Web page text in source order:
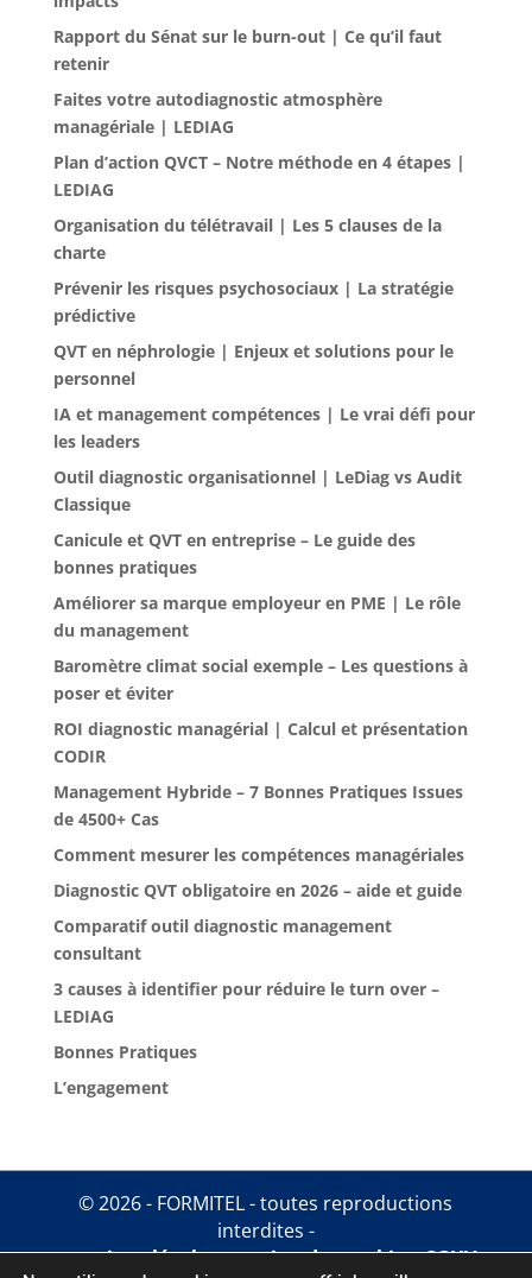
Rapport du Sénat sur le burn-out | Ce qu’il faut
retenir
Faites votre autodiagnostic atmosphère
managériale | LEDIAG
Plan d’action QVCT – Notre méthode en 4 étapes |
LEDIAG
Organisation du télétravail | Les 5 clauses de la
charte
Prévenir les risques psychosociaux | La stratégie
prédictive
QVT en néphrologie | Enjeux et solutions pour le
personnel
IA et management compétences | Le vrai défi pour
les leaders
Outil diagnostic organisationnel | LeDiag vs Audit
Classique
Canicule et QVT en entreprise – Le guide des
bonnes pratiques
Améliorer sa marque employeur en PME | Le rôle
du management
Baromètre climat social exemple – Les questions à
poser et éviter
ROI diagnostic managérial | Calcul et présentation
CODIR
Management Hybride – 7 Bonnes Pratiques Issues
de 4500+ Cas
Comment mesurer les compétences managériales
Diagnostic QVT obligatoire en 2026 – aide et guide
Comparatif outil diagnostic management
consultant
3 causes à identifier pour réduire le turn over –
LEDIAG
Bonnes Pratiques
L’engagement
© 2026 - FORMITEL - toutes reproductions
interdites -
mentions légales.gestion des cookies.CGUV